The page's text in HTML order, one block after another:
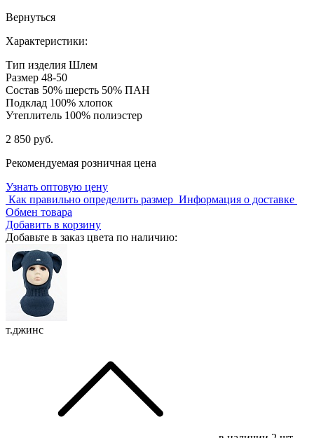
Вернуться
Характеристики:
Тип изделия Шлем
Размер 48-50
Состав 50% шерсть 50% ПАН
Подклад 100% хлопок
Утеплитель 100% полиэстер
2 850 руб.
Рекомендуемая розничная цена
Узнать оптовую цену
Как правильно определить размер Информация о доставке
Обмен товара
Добавить в корзину
Добавьте в заказ цвета по наличию:
т.джинс